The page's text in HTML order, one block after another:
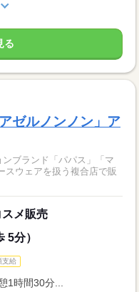
る
ゼルノンノン」ア
ブランド「パパス」「マ
スウェアを扱う複合店で販
メ販売
5分）
支給
1時間30分...